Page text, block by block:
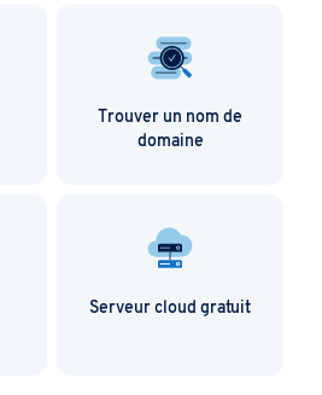
Trouver un nom de
domaine
Serveur cloud gratuit